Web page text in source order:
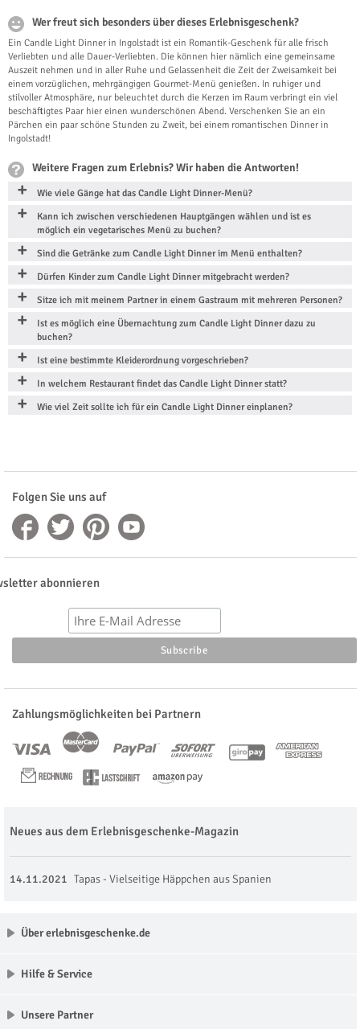
Wer freut sich besonders über dieses Erlebnisgeschenk?
Ein Candle Light Dinner in Ingolstadt ist ein Romantik-Geschenk für alle frisch
Verliebten und alle Dauer-Verliebten. Die können hier nämlich eine gemeinsame
Auszeit nehmen und in aller Ruhe und Gelassenheit die Zeit der Zweisamkeit bei
einem vorzüglichen, mehrgängigen Gourmet-Menü genießen. In ruhiger und
stilvoller Atmosphäre, nur beleuchtet durch die Kerzen im Raum verbringt ein viel
beschäftigtes Paar hier einen wunderschönen Abend. Verschenken Sie an ein
Pärchen ein paar schöne Stunden zu Zweit, bei einem romantischen Dinner in
Ingolstadt!
Weitere Fragen zum Erlebnis? Wir haben die Antworten!
Wie viele Gänge hat das Candle Light Dinner-Menü?
Kann ich zwischen verschiedenen Hauptgängen wählen und ist es
möglich ein vegetarisches Menü zu buchen?
Sind die Getränke zum Candle Light Dinner im Menü enthalten?
Dürfen Kinder zum Candle Light Dinner mitgebracht werden?
Sitze ich mit meinem Partner in einem Gastraum mit mehreren Personen?
Ist es möglich eine Übernachtung zum Candle Light Dinner dazu zu
buchen?
Ist eine bestimmte Kleiderordnung vorgeschrieben?
In welchem Restaurant findet das Candle Light Dinner statt?
Wie viel Zeit sollte ich für ein Candle Light Dinner einplanen?
Folgen Sie uns auf
abonnieren
Zahlungsmöglichkeiten bei Partnern
Neues aus dem Erlebnisgeschenke-Magazin
14.11.2021 Tapas - Vielseitige Häppchen aus Spanien
Über erlebnisgeschenke.de
Hilfe & Service
Unsere Partner